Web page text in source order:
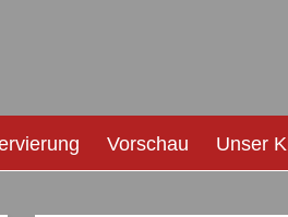
Vorschau Unser